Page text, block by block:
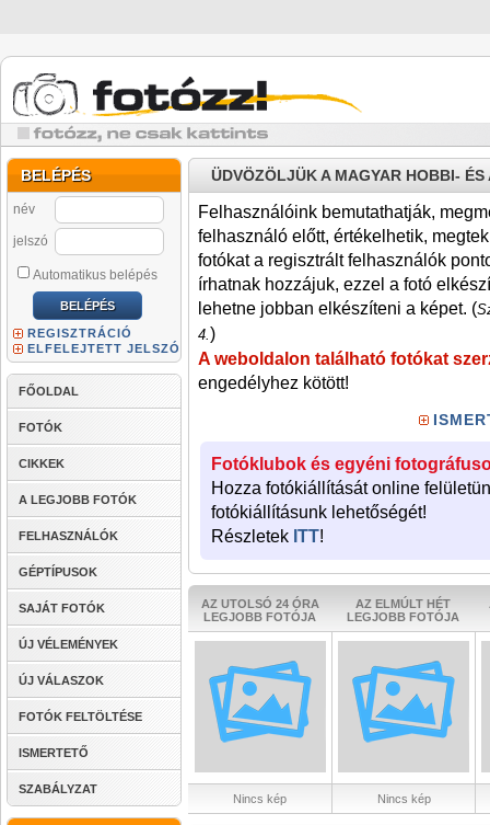
BELÉPÉS
név
jelszó
Automatikus belépés
REGISZTRÁCIÓ
ELFELEJTETT JELSZÓ
FŐOLDAL
FOTÓK
CIKKEK
A LEGJOBB FOTÓK
FELHASZNÁLÓK
GÉPTÍPUSOK
SAJÁT FOTÓK
ÚJ VÉLEMÉNYEK
ÚJ VÁLASZOK
FOTÓK FELTÖLTÉSE
ISMERTETŐ
SZABÁLYZAT
ÜDVÖZÖLJÜK A MAGYAR HOBBI-
Felhasználóink bemutathatják,
felhasználó előtt, értékelhetik,
fotókat a regisztrált felhasználók
írhatnak hozzájuk, ezzel a fotó
lehetne jobban elkészíteni a képet. (
4.)
A weboldalon található fotókat
engedélyhez kötött!
Fotóklubok és egyéni
Hozza fotókiállítását online
fotókiállításunk lehetőségét!
Részletek ITT!
AZ UTOLSÓ 24 ÓRA
LEGJOBB FOTÓJA
AZ ELMÚLT HÉT
LEGJOBB FOTÓJA
Nincs kép Nincs kép